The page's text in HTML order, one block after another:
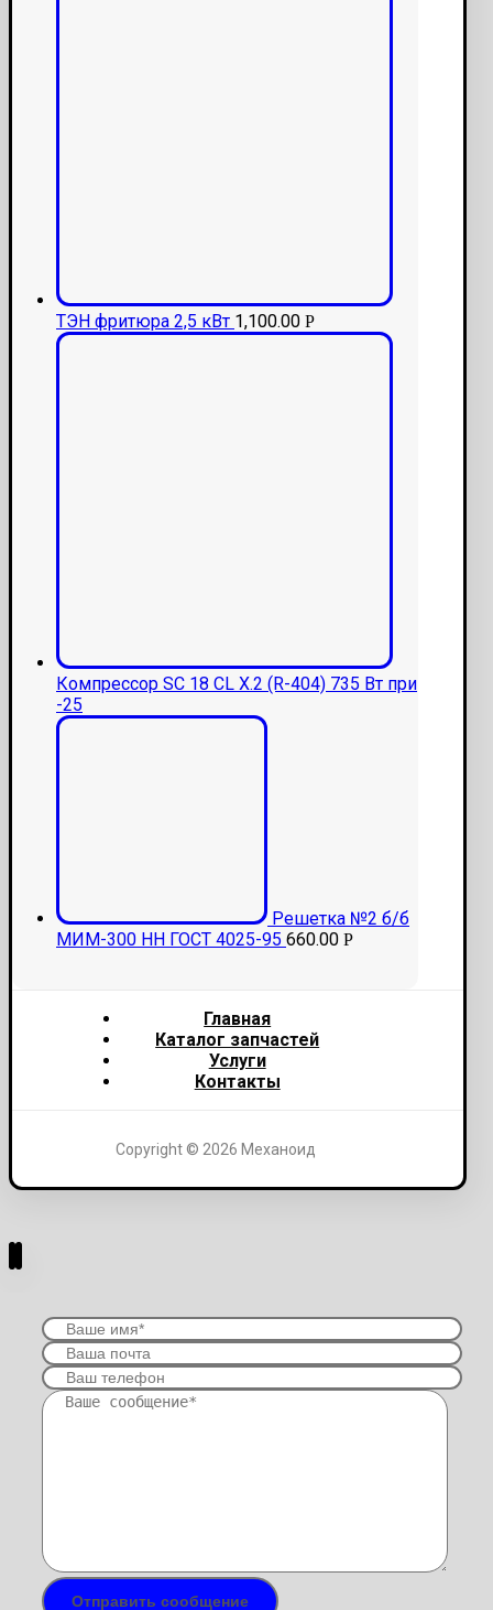
ТЭН фритюра 2,5 кВт 1,100.00 Р
Компрессор SC 18 CL Х.2 (R-404) 735 Вт при
-25
Решетка №2 б/б
МИМ-300 НН ГОСТ 4025-95 660.00 Р
Главная
Каталог запчастей
Услуги
Контакты
Copyright © 2026 Механоид